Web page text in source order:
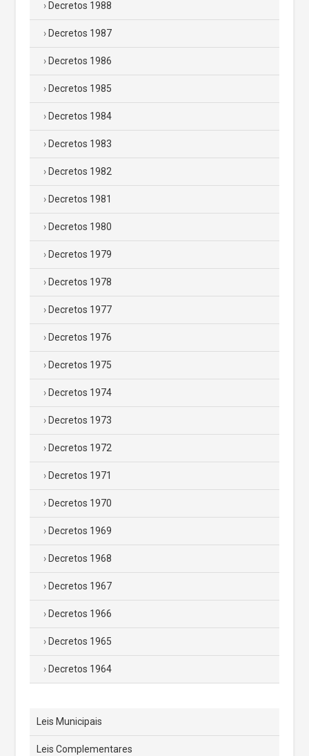
Decretos 1988
Decretos 1987
Decretos 1986
Decretos 1985
Decretos 1984
Decretos 1983
Decretos 1982
Decretos 1981
Decretos 1980
Decretos 1979
Decretos 1978
Decretos 1977
Decretos 1976
Decretos 1975
Decretos 1974
Decretos 1973
Decretos 1972
Decretos 1971
Decretos 1970
Decretos 1969
Decretos 1968
Decretos 1967
Decretos 1966
Decretos 1965
Decretos 1964
Leis Municipais
Leis Complementares